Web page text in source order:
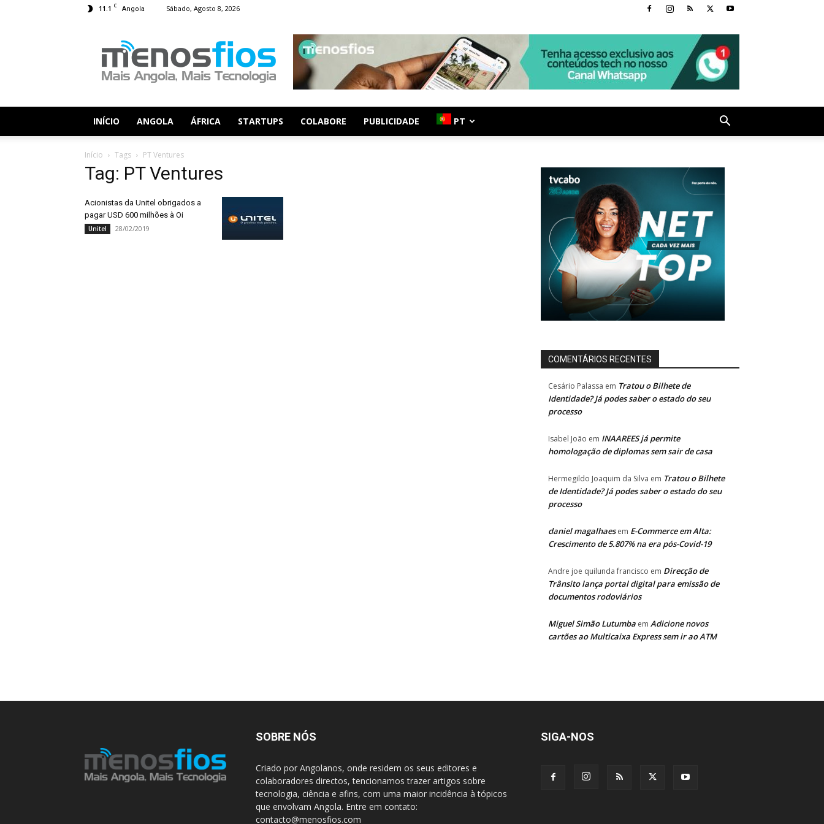
11.1 C Angola Sábado, Agosto 8, 2026
Fios
INÍCIO ANGOLA ÁFRICA STARTUPS COLABORE PUBLICIDADE PT
Início Tags PT Ventures
Tag: PT Ventures
Acionistas da Unitel obrigados a
pagar USD 600 milhões à Oi
Unitel 28/02/2019
COMENTÁRIOS RECENTES
Cesário Palassa em Tratou o Bilhete de
Identidade? Já podes saber o estado do seu
processo
Isabel João em INAAREES já permite
homologação de diplomas sem sair de casa
Hermegildo Joaquim da Silva em Tratou o Bilhete
de Identidade? Já podes saber o estado do seu
processo
daniel magalhaesem E-Commerce em Alta:
Crescimento de 5.807% na era pós-Covid-19
Andre joe quilunda francisco em Direcção de
Trânsito lança portal digital para emissão de
documentos rodoviários
Miguel Simão Lutumba em Adicione novos
cartões ao Multicaixa Express sem ir ao ATM
SOBRE NÓS
Criado por Angolanos, onde residem os seus editores e
colaboradores directos, tencionamos trazer artigos sobre
tecnologia, ciência e afins, com uma maior incidência à tópicos
que envolvam Angola. Entre em contato:
contacto@menosfios.com
SIGA-NOS